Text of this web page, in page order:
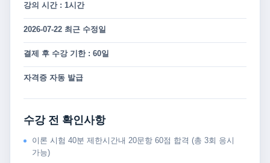
강의 시간 : 1시간
2026-07-22 최근 수정일
결제 후 수강 기한 : 60일
자격증 자동 발급
수강 전 확인사항
이론 시험 40분 제한시간내 20문항 60점 합격 (총 3회 응시
가능)